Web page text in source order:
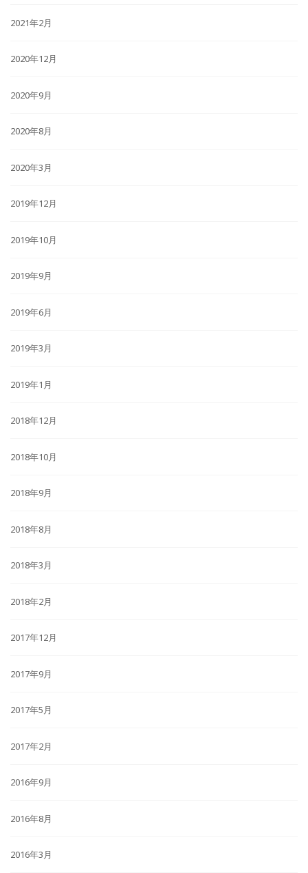
2021年2月
2020年12月
2020年9月
2020年8月
2020年3月
2019年12月
2019年10月
2019年9月
2019年6月
2019年3月
2019年1月
2018年12月
2018年10月
2018年9月
2018年8月
2018年3月
2018年2月
2017年12月
2017年9月
2017年5月
2017年2月
2016年9月
2016年8月
2016年3月